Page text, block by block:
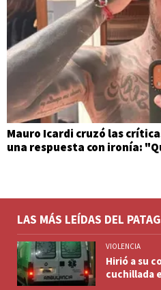
Mauro Icardi cruzó las
una respuesta con ironía:
LAS MÁS LEÍDAS DEL
VIOLENCIA
Hirió a su
cuchillada